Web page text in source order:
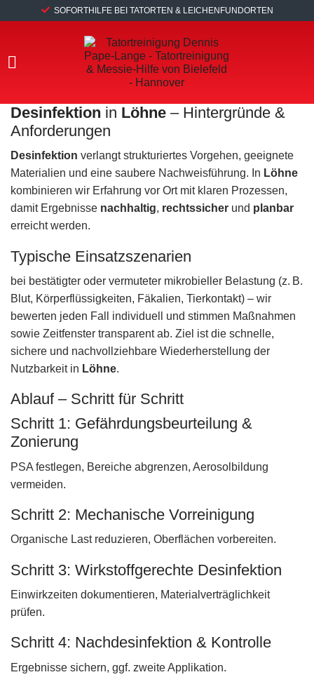
SOFORTHILFE BEI TATORTEN & LEICHENFUNDORTEN
Desinfektion in Löhne – Hintergründe &
Anforderungen
Desinfektion verlangt strukturiertes Vorgehen, geeignete
Materialien und eine saubere Nachweisführung. In Löhne
kombinieren wir Erfahrung vor Ort mit klaren Prozessen,
damit Ergebnisse nachhaltig, rechtssicher und planbar
erreicht werden.
Typische Einsatzszenarien
bei bestätigter oder vermuteter mikrobieller Belastung (z. B.
Blut, Körperflüssigkeiten, Fäkalien, Tierkontakt) – wir
bewerten jeden Fall individuell und stimmen Maßnahmen
sowie Zeitfenster transparent ab. Ziel ist die schnelle,
sichere und nachvollziehbare Wiederherstellung der
Nutzbarkeit in Löhne.
Ablauf – Schritt für Schritt
Schritt 1: Gefährdungsbeurteilung &
Zonierung
PSA festlegen, Bereiche abgrenzen, Aerosolbildung
vermeiden.
Schritt 2: Mechanische Vorreinigung
Organische Last reduzieren, Oberflächen vorbereiten.
Schritt 3: Wirkstoffgerechte Desinfektion
Einwirkzeiten dokumentieren, Materialverträglichkeit
prüfen.
Schritt 4: Nachdesinfektion & Kontrolle
Ergebnisse sichern, ggf. zweite Applikation.